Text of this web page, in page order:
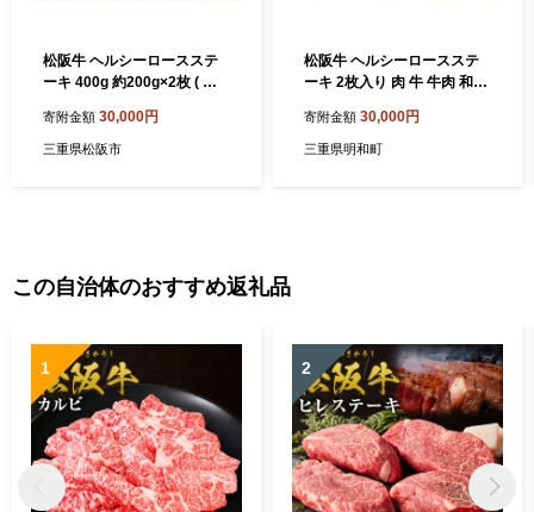
松阪牛 ヘルシーロースステ
ーキ 400g 約200g×2枚 ( 牛
牛 松阪牛 松坂牛 ステーキ ロ
ース ロースステーキ 牛肉 霜
寄附金額 30,000円
三重県松阪市
松阪牛 ヘルシーロースステ
ーキ 2枚入り 肉 牛 牛肉 和牛
冷凍 ふるさと 人気 特選 焼肉
濃厚 霜降り しもふり 霜降 や
寄附金額 30,000円
三重県明和町
この自治体のおすすめ返礼品
1 2